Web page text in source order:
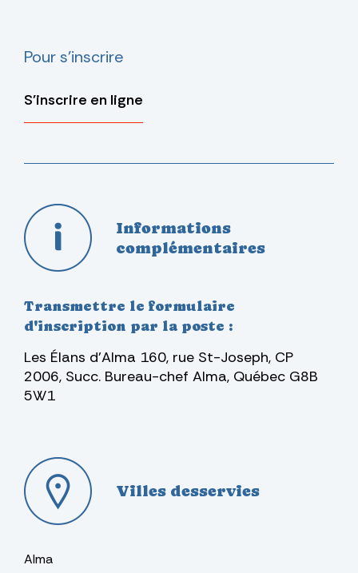
Pour s'inscrire
S'inscrire en ligne
Informations
complémentaires
Transmettre le formulaire
d'inscription par la poste :
Les Élans d'Alma 160, rue St-Joseph, CP
2006, Succ. Bureau-chef Alma, Québec G8B
5W1
Villes desservies
Alma